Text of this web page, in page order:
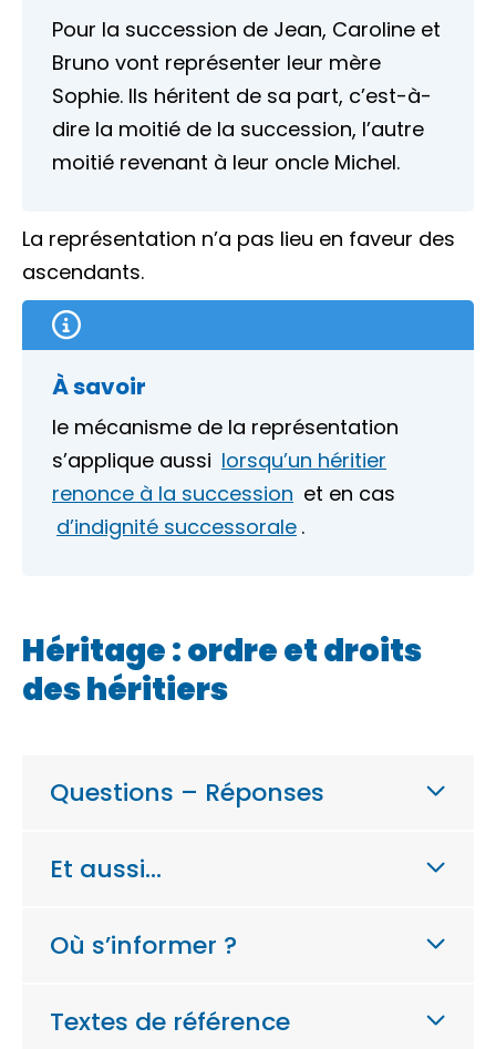
Pour la succession de Jean, Caroline et
Bruno vont représenter leur mère
Sophie. Ils héritent de sa part, c’est-à-
dire la moitié de la succession, l’autre
moitié revenant à leur oncle Michel.
La représentation n’a pas lieu en faveur des
ascendants.
À savoir
le mécanisme de la représentation
s’applique aussi lorsqu’un héritier
renonce à la succession et en cas
d’indignité successorale .
Héritage : ordre et droits
des héritiers
Questions – Réponses
Et aussi…
Où s’informer ?
Textes de référence